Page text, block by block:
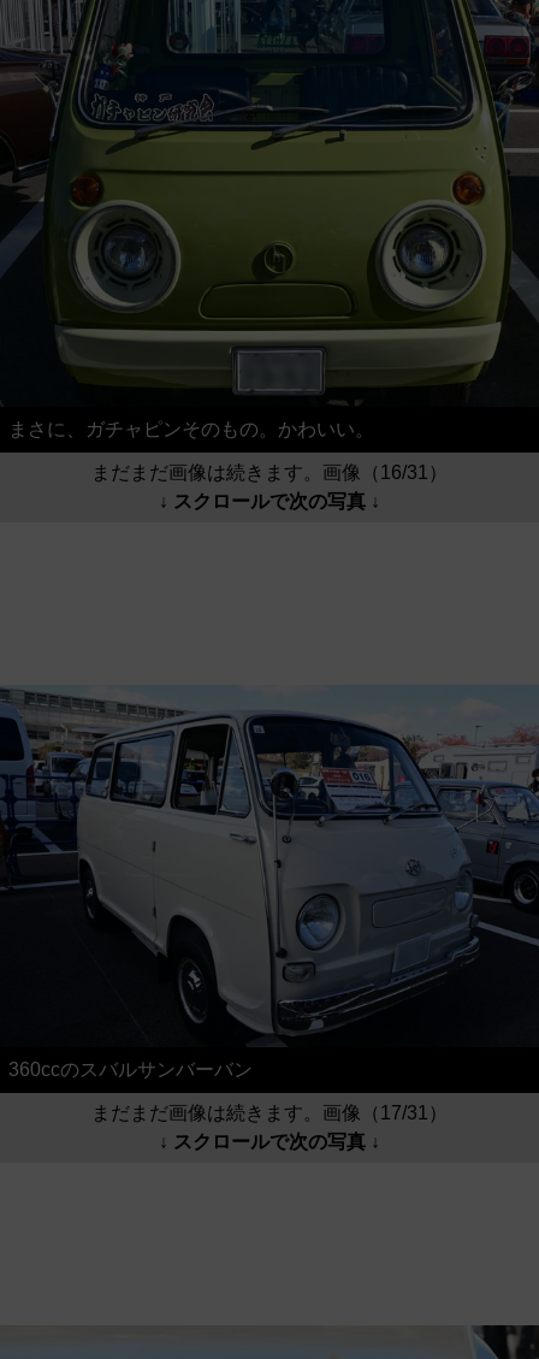
まさに、ガチャピンそのもの。かわいい。
まだまだ画像は続きます。画像（16/31）
↓ スクロールで次の写真 ↓
360ccのスバルサンバーバン
まだまだ画像は続きます。画像（17/31）
↓ スクロールで次の写真 ↓